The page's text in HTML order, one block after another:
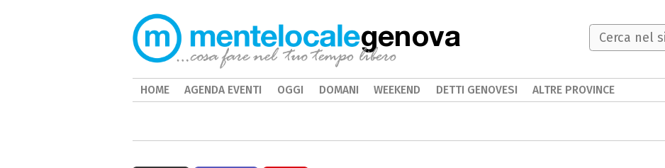
genova
HOME AGENDA EVENTI OGGI DOMANI WEEKEND DETTI GENOVESI ALTRE PROVINCE